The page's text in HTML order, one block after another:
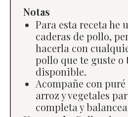
Notas
Para esta receta he
caderas de pollo,
hacerla con
pollo que te guste o
disponible.
Acompañe con puré
arroz y vegetales
completa y